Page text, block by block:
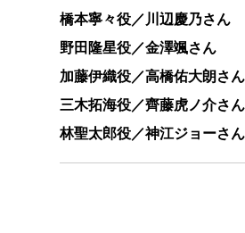
橋本寧々役／川辺慶乃さん
野田隆星役／金澤颯さん
加藤伊織役／高橋佑大朗さん
三木拓海役／齊藤虎ノ介さん
林聖太郎役／神江ジョーさん